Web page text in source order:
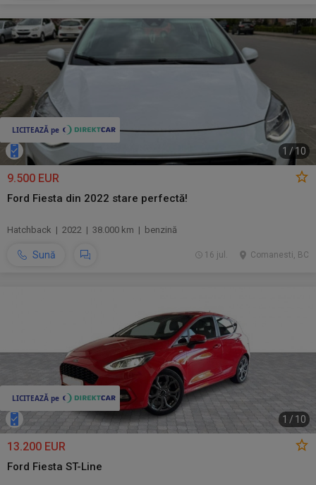
1 /10
9.500 EUR
Ford Fiesta din 2022 stare perfectă!
Hatchback | 2022 | 38.000 km | benzină
Sună Comanesti, BC
16 jul.
1 / 10
13.200 EUR
Ford Fiesta ST-Line